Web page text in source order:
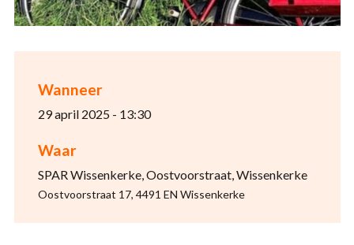
Wanneer
29 april 2025 - 13:30
Waar
SPAR Wissenkerke, Oostvoorstraat, Wissenkerke
Oostvoorstraat 17, 4491 EN Wissenkerke